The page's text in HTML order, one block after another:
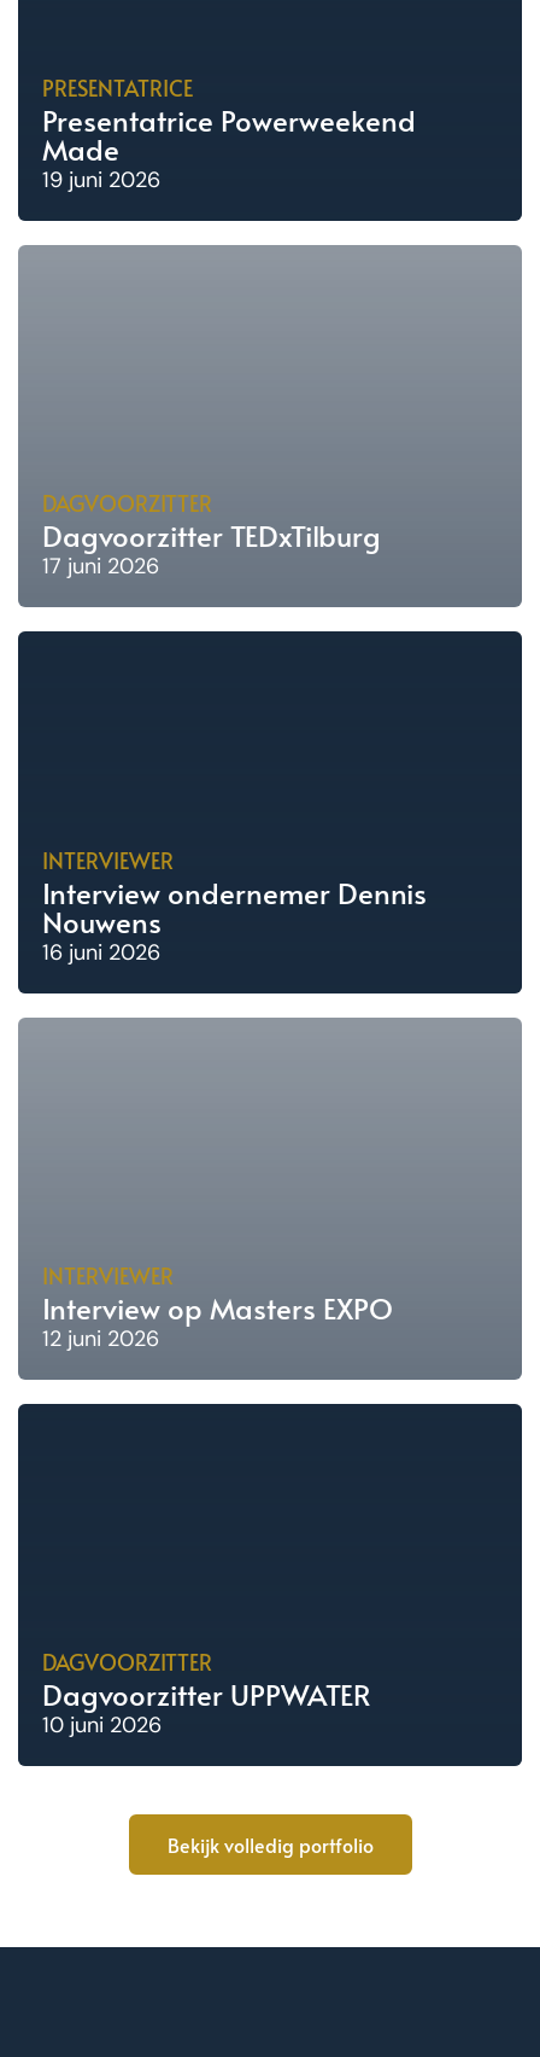
PRESENTATRICE
Presentatrice Powerweekend
Made
19 juni 2026
DAGVOORZITTER
Dagvoorzitter TEDxTilburg
17 juni 2026
INTERVIEWER
Interview ondernemer Dennis
Nouwens
16 juni 2026
INTERVIEWER
Interview op Masters EXPO
12 juni 2026
DAGVOORZITTER
Dagvoorzitter UPPWATER
10 juni 2026
Bekijk volledig portfolio